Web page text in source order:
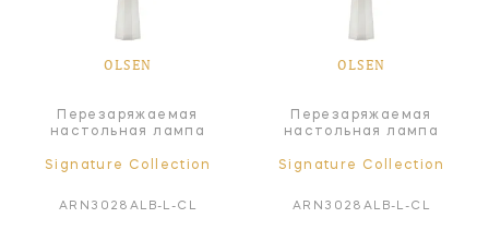
OLSEN
Перезаряжаемая
настольная лампа
Signature Collection
ARN3028ALB-L-CL
OLSEN
Перезаряжаемая
настольная лампа
Signature Collection
ARN3028ALB-L-CL